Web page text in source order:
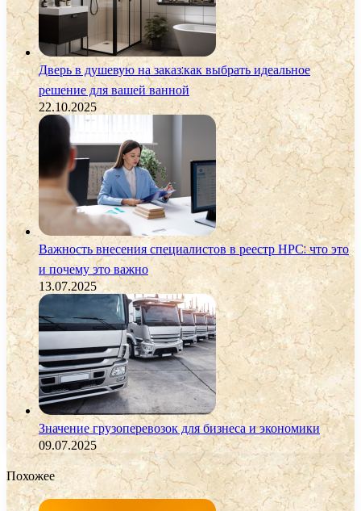
Дверь в душевую на заказ:как выбрать идеальное
решение для вашей ванной
22.10.2025
Важность внесения специалистов в реестр НРС: что это
и почему это важно
13.07.2025
Значение грузоперевозок для бизнеса и экономики
09.07.2025
Похожее